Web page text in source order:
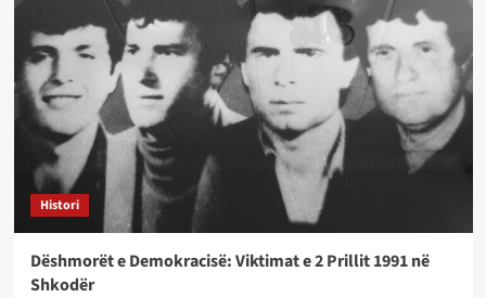
Histori
Dëshmorët e Demokracisë: Viktimat e 2 Prillit 1991 në
Shkodër